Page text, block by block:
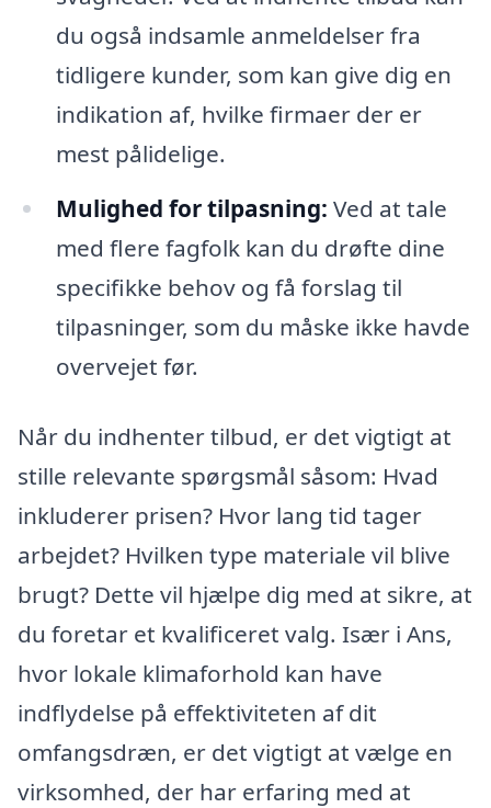
du også indsamle anmeldelser fra
tidligere kunder, som kan give dig en
indikation af, hvilke firmaer der er
mest pålidelige.
Mulighed for tilpasning: Ved at tale
med flere fagfolk kan du drøfte dine
specifikke behov og få forslag til
tilpasninger, som du måske ikke havde
overvejet før.
Når du indhenter tilbud, er det vigtigt at
stille relevante spørgsmål såsom: Hvad
inkluderer prisen? Hvor lang tid tager
arbejdet? Hvilken type materiale vil blive
brugt? Dette vil hjælpe dig med at sikre, at
du foretar et kvalificeret valg. Især i Ans,
hvor lokale klimaforhold kan have
indflydelse på effektiviteten af dit
omfangsdræn, er det vigtigt at vælge en
virksomhed, der har erfaring med at